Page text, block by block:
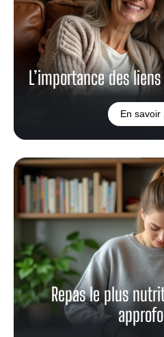
L’importance des
En savoir
Repas le plus